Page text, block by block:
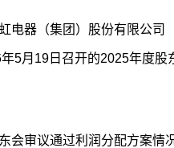
电器（集团）股份有限公司
5月19日召开的2025年度
会审议通过利润分配方案情